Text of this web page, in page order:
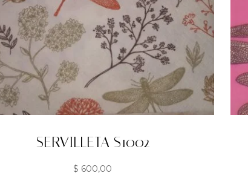
SERVILLETA S1002
$ 600,00